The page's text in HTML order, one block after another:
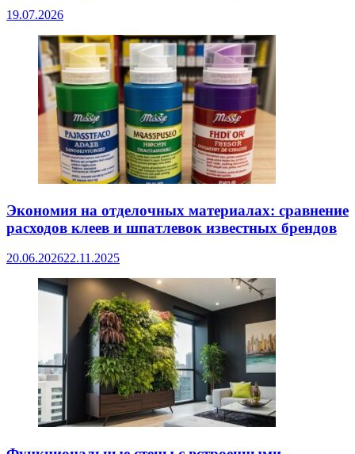
19.07.2026
Экономия на отделочных материалах: сравнение
расходов клеев и шпатлевок известных брендов
20.06.202622.11.2025